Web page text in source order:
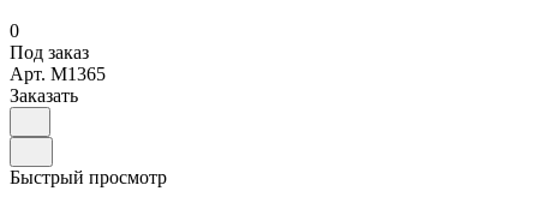
0
Под заказ
Арт. M1365
Заказать
Быстрый просмотр